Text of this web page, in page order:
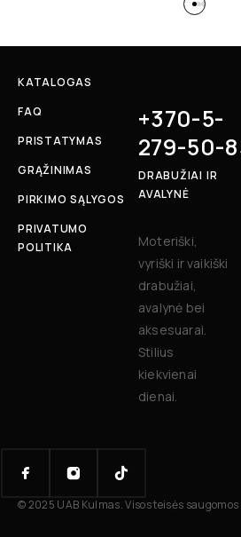
KATALOGAS
FAQ
PRISTATYMAS
GRĄŽINIMAS
PIRKIMO SĄLYGOS
PRIVATUMO
POLITIKA
+370-5-
279-50-
DRABUŽIAI IR
AVALYNĖ
Moteriški,
vyriški ir vaikiški
drabužiai,
avalynė bei
aksesuarai.
Stilius
kiekvienai
dienai.
© 2025 UAB Kulmas. Visos teisės saugomos